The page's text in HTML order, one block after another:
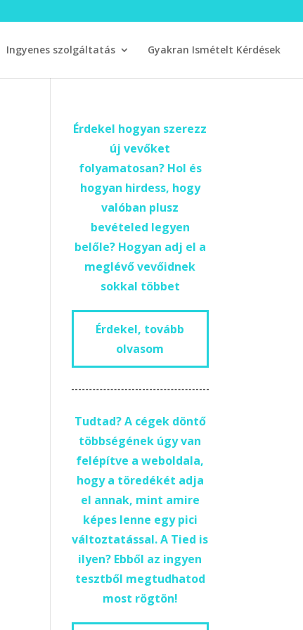
Ingyenes szolgáltatás Gyakran Ismételt Kérdések
Érdekel hogyan szerezz
új vevőket
folyamatosan? Hol és
hogyan hirdess, hogy
valóban plusz
bevételed legyen
belőle? Hogyan adj el a
meglévő vevőidnek
sokkal többet
Érdekel, tovább
olvasom
Tudtad? A cégek döntő
többségének úgy van
felépítve a weboldala,
hogy a töredékét adja
el annak, mint amire
képes lenne egy pici
változtatással. A Tied is
ilyen? Ebből az ingyen
tesztből megtudhatod
most rögtön!